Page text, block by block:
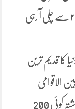
حالات کے پس پردہ بھی جنرل باجوہ کی ۲۰۱۸ سے چلی آ رہی
کا قدیم ترین
الاقوامی
ڈیفنس اینڈ سکیورٹی معاملات و صورتحال پر گزشتہ کوئی 200